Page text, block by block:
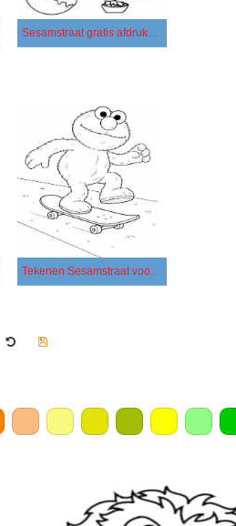
Sesamstraat gratis afdrukbaar simpel
Tekenen Sesamstraat voor kinderen